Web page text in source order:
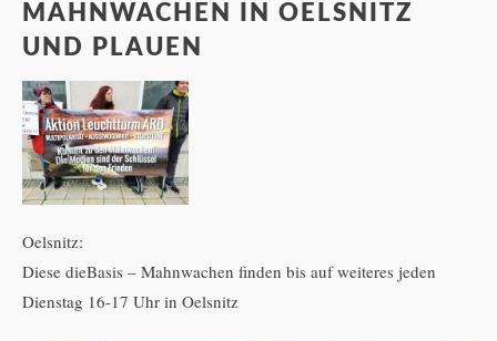
MAHNWACHEN IN OELSNITZ
UND PLAUEN
Oelsnitz:
Diese dieBasis – Mahnwachen finden bis auf weiteres jeden
Dienstag 16-17 Uhr in Oelsnitz